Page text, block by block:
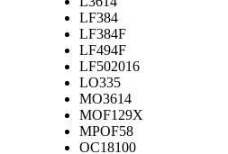
LF384
LF384F
LF494F
LF502016
LO335
MO3614
MOF129X
MPOF58
OC18100